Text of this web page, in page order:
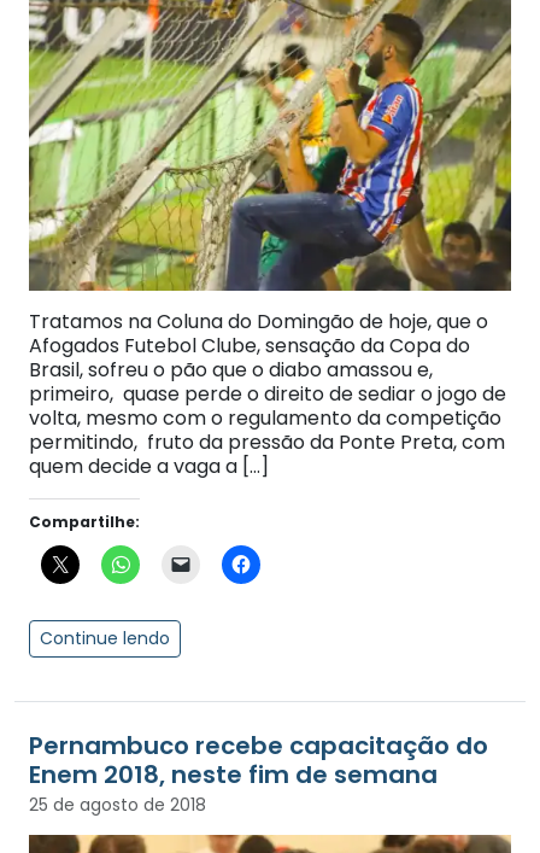
Tratamos na Coluna do Domingão de hoje, que o
Afogados Futebol Clube, sensação da Copa do
Brasil, sofreu o pão que o diabo amassou e,
primeiro, quase perde o direito de sediar o jogo de
volta, mesmo com o regulamento da competição
permitindo, fruto da pressão da Ponte Preta, com
quem decide a vaga a […]
Compartilhe:
Continue lendo
Pernambuco recebe capacitação do
Enem 2018, neste fim de semana
25 de agosto de 2018